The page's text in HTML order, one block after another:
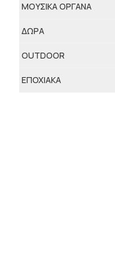
ΜΟΥΣΙΚΑ ΟΡΓΑΝΑ
ΔΩΡΑ
ΟUTDOOR
ΕΠΟΧΙΑΚΑ